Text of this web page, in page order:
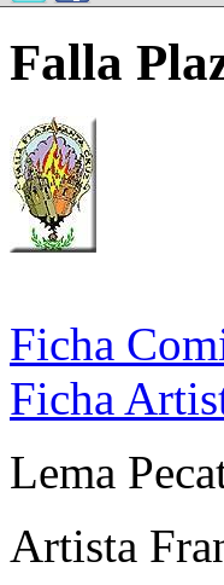
Falla
Ficha
Ficha
Lema
Artista